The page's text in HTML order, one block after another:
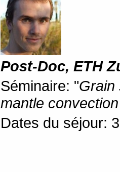
Post-Doc, ETH
Séminaire: "Grain
mantle
Dates du séjour: